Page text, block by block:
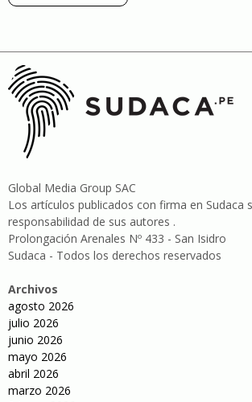
Global Media Group SAC
Los artículos publicados con firma en Sudaca
responsabilidad de sus autores .
Prolongación Arenales Nº 433 - San Isidro
Sudaca - Todos los derechos reservados
Archivos
agosto 2026
julio 2026
junio 2026
mayo 2026
abril 2026
marzo 2026